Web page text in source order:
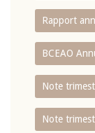
Rapport
BCEAO
Note
Note